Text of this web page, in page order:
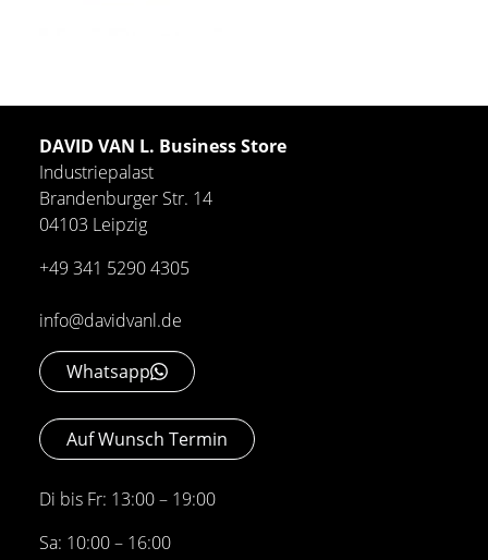
DAVID VAN L. Business Store
Industriepalast
Brandenburger Str. 14
04103 Leipzig
+49 341 5290 4305
info@davidvanl.de
Whatsapp
Auf Wunsch Termin
Di bis Fr: 13:00 – 19:00
Sa: 10:00 – 16:00